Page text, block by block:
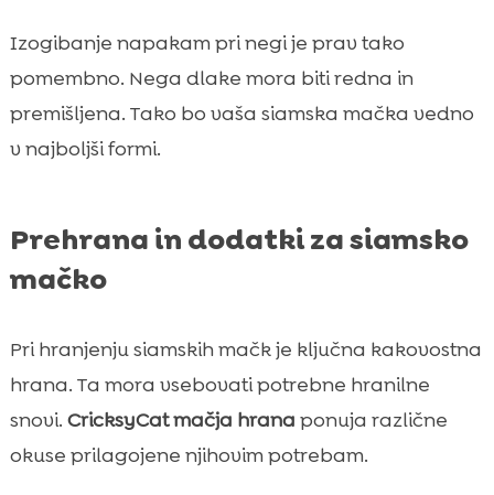
Izogibanje napakam pri negi je prav tako
pomembno. Nega dlake mora biti redna in
premišljena. Tako bo vaša siamska mačka vedno
v najboljši formi.
Prehrana in dodatki za siamsko
mačko
Pri hranjenju siamskih mačk je ključna kakovostna
hrana. Ta mora vsebovati potrebne hranilne
snovi. CricksyCat mačja hrana ponuja različne
okuse prilagojene njihovim potrebam.